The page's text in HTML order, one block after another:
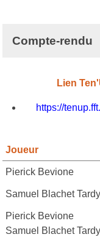
Compte-rendu
Lien
https://
Joueur
Pierick Bevione
Samuel Blachet Tardy
Pierick Bevione
Samuel Blachet Tardy